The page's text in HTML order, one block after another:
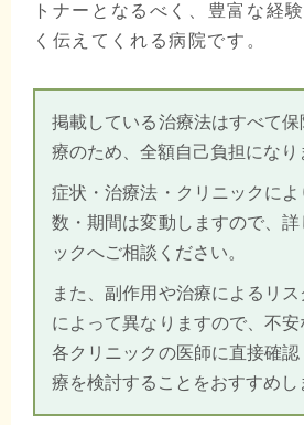
トナーとなるべく、豊富な経
く伝えてくれる病院です。
掲載している治療法はすべて
療のため、全額自己負担になり
症状・治療法・クリニックによ
数・期間は変動しますので、
ックへご相談ください。
また、副作用や治療によるリ
によって異なりますので、不安
各クリニックの医師に直接確
療を検討することをおすすめし